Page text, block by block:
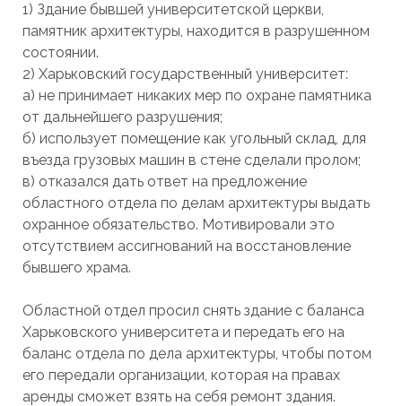
1) Здание бывшей университетской церкви,
памятник архитектуры, находится в разрушенном
состоянии.
2) Харьковский государственный университет:
а) не принимает никаких мер по охране памятника
от дальнейшего разрушения;
б) использует помещение как угольный склад, для
въезда грузовых машин в стене сделали пролом;
в) отказался дать ответ на предложение
областного отдела по делам архитектуры выдать
охранное обязательство. Мотивировали это
отсутствием ассигнований на восстановление
бывшего храма.
Областной отдел просил снять здание с баланса
Харьковского университета и передать его на
баланс отдела по дела архитектуры, чтобы потом
его передали организации, которая на правах
аренды сможет взять на себя ремонт здания.